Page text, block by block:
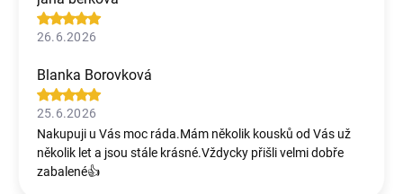
26.6.2026
Blanka Borovková
25.6.2026
Nakupuji u Vás moc ráda.Mám několik kousků od Vás už
několik let a jsou stále krásné.Vždycky přišli velmi dobře
zabalené👍